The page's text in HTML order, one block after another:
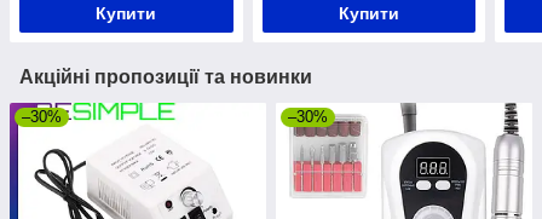
Купити Купити
Акційні пропозиції та новинки
–30% –30%